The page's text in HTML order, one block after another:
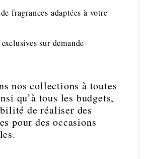
fragrances adaptées à votre
sur demande
nos collections à toutes
qu’à tous les budgets,
de réaliser des
pour des occasions